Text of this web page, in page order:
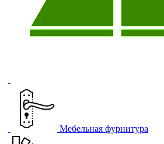
Мебельная фурнитура